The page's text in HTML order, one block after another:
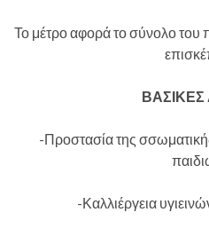
Το μέτρο αφορά το σύνολο
-Προστασία της
-Καλλιέργεια